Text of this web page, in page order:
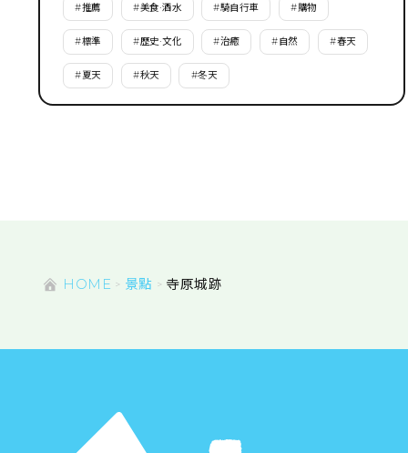
#推薦 #美食·酒水 #騎自行車 #購物
#標準 #歷史·文化 #治癒 #自然 #春天
#夏天 #秋天 #冬天
HOME 景點 寺原城跡